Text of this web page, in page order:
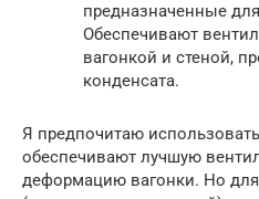
предназначенные
Обеспечивают
вагонкой и стеной,
конденсата.
Я предпочитаю
обеспечивают лучшую
деформацию вагонки. Но